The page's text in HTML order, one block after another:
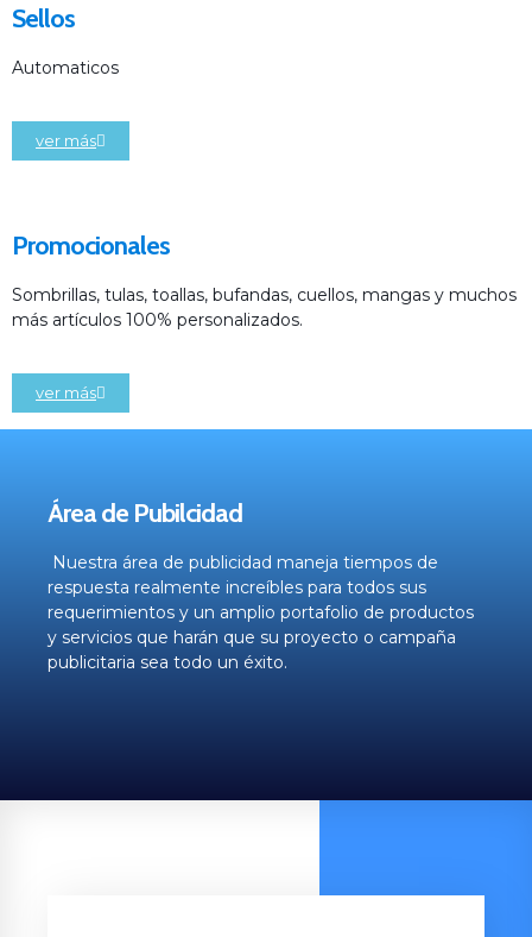
Sellos
Automaticos
ver más
Promocionales
Sombrillas, tulas, toallas, bufandas, cuellos, mangas y muchos
más artículos 100% personalizados.
ver más
Área de Pubilcidad
Nuestra área de publicidad maneja tiempos de
respuesta realmente increíbles para todos sus
requerimientos y un amplio portafolio de productos
y servicios que harán que su proyecto o campaña
publicitaria sea todo un éxito.